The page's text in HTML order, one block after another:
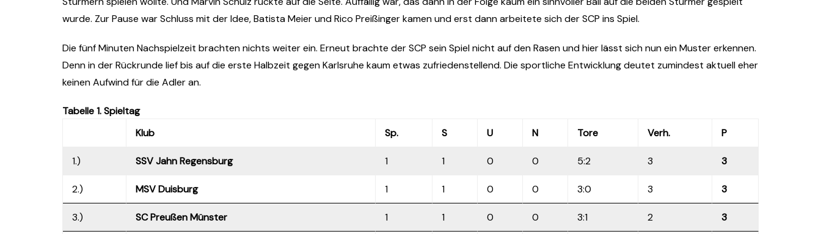
wurde. Zur Pause war Schluss mit der Idee, Batista Meier und Rico Preißinger kamen und erst dann arbeitete sich der SCP ins Spiel.
Die fünf Minuten Nachspielzeit brachten nichts weiter ein. Erneut brachte der SCP sein Spiel nicht auf den Rasen und hier lässt sich nun ein Muster erkennen.
Denn in der Rückrunde lief bis auf die erste Halbzeit gegen Karlsruhe kaum etwas zufriedenstellend. Die sportliche Entwicklung deutet zumindest aktuell eher
keinen Aufwind für die Adler an.
Tabelle 1. Spieltag
Klub
Sp. S U N Tore Verh. P
1.) SSV Jahn Regensburg 1 1 0 0 5:2 3 3
2.) MSV Duisburg 1 1 0 0 3:0 3 3
3.) SC Preußen Münster 1 1 0 0 3:1 2 3